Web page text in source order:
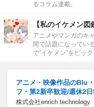
るコラム連載。
【私のイケメン図
アニメやマンガのキ
間で話題になってい
で“イケメン”をピッ
アニメ・映像作品のBlu
フ・第2新卒歓迎/週休2
株式会社enrich technology